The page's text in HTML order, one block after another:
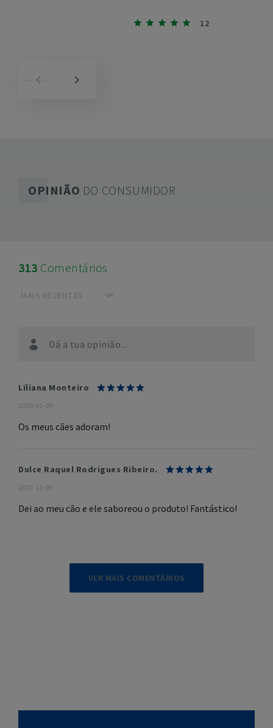
12
OPINIÃO DO CONSUMIDOR
Dá a tua opinião...
313 Comentários
Liliana Monteiro
2018-01-09
Os meus cães adoram!
Dulce Raquel Rodrigues Ribeiro.
2017-11-09
Dei ao meu cão e ele saboreou o produto! Fantástico!
VER MAIS COMENTÁRIOS